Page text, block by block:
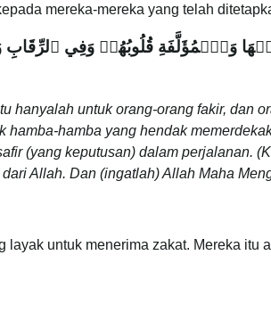
mereka-mereka yang telah
وَٱلۡمُؤَلَّفَةِ قُلُوبُهُمۡ وَفِي
hanyalah untuk orang-orang fakir, dan
hamba yang hendak
(yang keputusan) dalam perjalanan.
Allah. Dan (ingatlah) Allah Maha
untuk menerima zakat. Mereka itu